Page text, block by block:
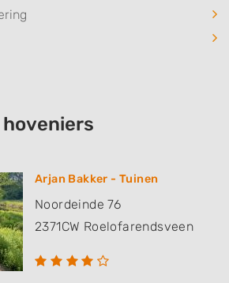
Arjan Bakker - Tuinen
Noordeinde 76
2371CW Roelofarendsveen